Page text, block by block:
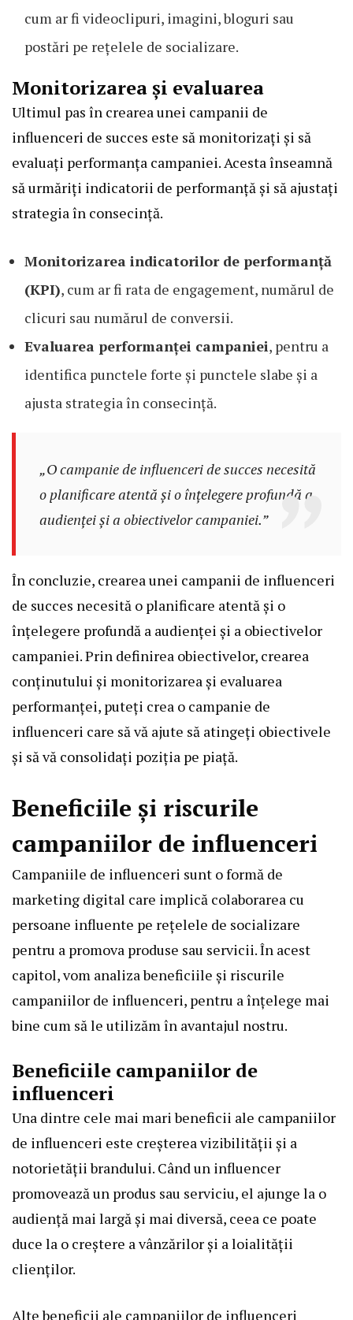
cum ar fi videoclipuri, imagini, bloguri sau
postări pe rețelele de socializare.
Monitorizarea și evaluarea
Ultimul pas în crearea unei campanii de
influenceri de succes este să monitorizați și să
evaluați performanța campaniei. Acesta înseamnă
să urmăriți indicatorii de performanță și să ajustați
strategia în consecință.
Monitorizarea indicatorilor de performanță
(KPI), cum ar fi rata de engagement, numărul de
clicuri sau numărul de conversii.
Evaluarea performanței campaniei, pentru a
identifica punctele forte și punctele slabe și a
ajusta strategia în consecință.
„O campanie de influenceri de succes necesită
o planificare atentă și o înțelegere profundă a
audienței și a obiectivelor campaniei.”
În concluzie, crearea unei campanii de influenceri
de succes necesită o planificare atentă și o
înțelegere profundă a audienței și a obiectivelor
campaniei. Prin definirea obiectivelor, crearea
conținutului și monitorizarea și evaluarea
performanței, puteți crea o campanie de
influenceri care să vă ajute să atingeți obiectivele
și să vă consolidați poziția pe piață.
Beneficiile și riscurile
campaniilor de influenceri
Campaniile de influenceri sunt o formă de
marketing digital care implică colaborarea cu
persoane influente pe rețelele de socializare
pentru a promova produse sau servicii. În acest
capitol, vom analiza beneficiile și riscurile
campaniilor de influenceri, pentru a înțelege mai
bine cum să le utilizăm în avantajul nostru.
Beneficiile campaniilor de
influenceri
Una dintre cele mai mari beneficii ale campaniilor
de influenceri este creșterea vizibilității și a
notorietății brandului. Când un influencer
promovează un produs sau serviciu, el ajunge la o
audiență mai largă și mai diversă, ceea ce poate
duce la o creștere a vânzărilor și a loialității
clienților.
Alte beneficii ale campaniilor de influenceri